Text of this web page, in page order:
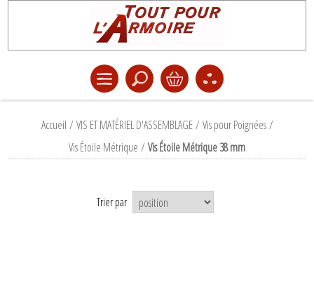
Accueil / VIS ET MATÉRIEL D'ASSEMBLAGE / Vis pour Poignées /
Vis Étoile Métrique / Vis Étoile Métrique 38 mm
Trier par